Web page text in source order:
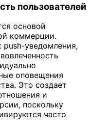
пользователей
основой
коммерции.
push-уведомления,
оповещения
Это создает
и
поскольку
часто